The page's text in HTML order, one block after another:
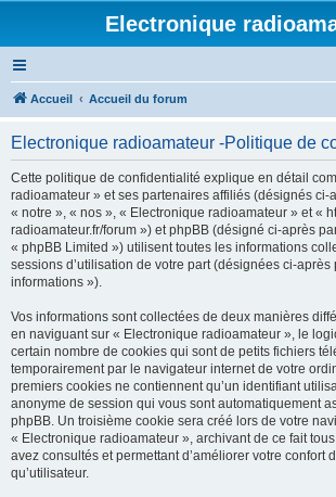
Electronique
Accueil Accueil du forum
Electronique radioamateur -Politique de
Cette politique de confidentialité explique en détail
radioamateur » et ses partenaires affiliés (désignés ci-
« notre », « nos », « Electronique radioamateur » et «
radioamateur.fr/forum ») et phpBB (désigné ci-après
« phpBB Limited ») utilisent toutes les informations
sessions d’utilisation de votre part (désignées ci-après
informations »).
Vos informations sont collectées de deux manières
en naviguant sur « Electronique radioamateur », le
certain nombre de cookies qui sont de petits fichiers
temporairement par le navigateur internet de votre
premiers cookies ne contiennent qu’un identifiant
anonyme de session qui vous sont automatiquement
phpBB. Un troisième cookie sera créé lors de votre
« Electronique radioamateur », archivant de ce fait
avez consultés et permettant d’améliorer votre confort
qu’utilisateur.